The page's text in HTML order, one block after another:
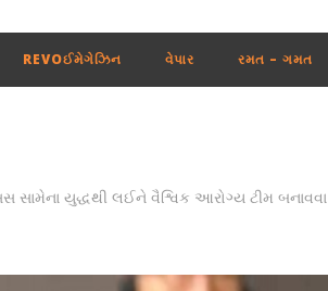
REVOઈમેગેઝિન વેપાર રમત – ગમત
સામેના યુદ્ધથી લઈને વૈશ્વિક આરોગ્ય ટીમ બનાવવા